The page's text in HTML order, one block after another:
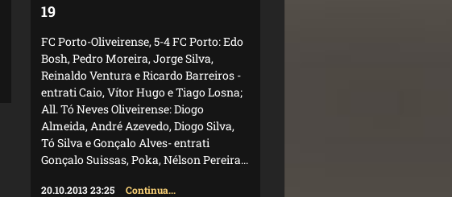
19
FC Porto-Oliveirense, 5-4 FC Porto: Edo
Bosh, Pedro Moreira, Jorge Silva,
Reinaldo Ventura e Ricardo Barreiros -
entrati Caio, Vítor Hugo e Tiago Losna;
All. Tó Neves Oliveirense: Diogo
Almeida, André Azevedo, Diogo Silva,
Tó Silva e Gonçalo Alves- entrati
Gonçalo Suissas, Poka, Nélson Pereira...
20.10.2013 23:25 Continua...